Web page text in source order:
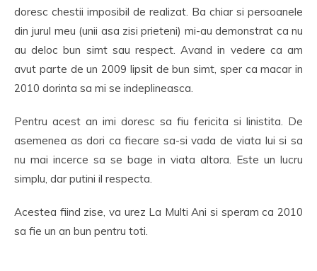
doresc chestii imposibil de realizat. Ba chiar si persoanele
din jurul meu (unii asa zisi prieteni) mi-au demonstrat ca nu
au deloc bun simt sau respect. Avand in vedere ca am
avut parte de un 2009 lipsit de bun simt, sper ca macar in
2010 dorinta sa mi se indeplineasca.
Pentru acest an imi doresc sa fiu fericita si linistita. De
asemenea as dori ca fiecare sa-si vada de viata lui si sa
nu mai incerce sa se bage in viata altora. Este un lucru
simplu, dar putini il respecta.
Acestea fiind zise, va urez La Multi Ani si speram ca 2010
sa fie un an bun pentru toti.